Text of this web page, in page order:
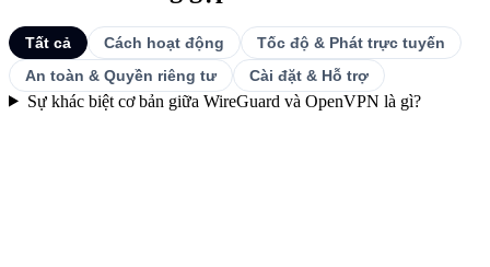
Tất cả Cách hoạt động
Tốc độ & Phát trực tuyến
An toàn & Quyền riêng tư
Cài đặt & Hỗ trợ
Sự khác biệt cơ bản giữa WireGuard và OpenVPN là gì?